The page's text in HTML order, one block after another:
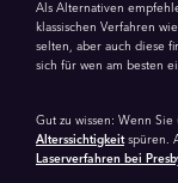
Als Alternativen
klassischen Verfahren wie
selten, aber auch diese
sich für wen am besten
Gut zu wissen: Wenn
Alterssichtigkeitspüren.
Laserverfahren bei